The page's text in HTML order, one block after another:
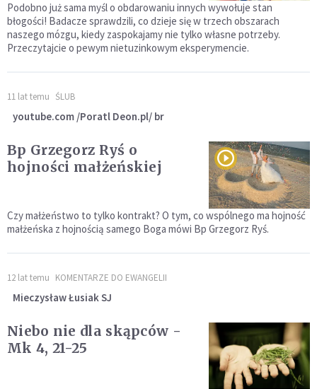
Podobno już sama myśl o obdarowaniu innych wywołuje stan
błogości! Badacze sprawdzili, co dzieje się w trzech obszarach
naszego mózgu, kiedy zaspokajamy nie tylko własne potrzeby.
Przeczytajcie o pewym nietuzinkowym eksperymencie.
11 lat temu ŚLUB
youtube.com /Poratl Deon.pl/ br
Bp Grzegorz Ryś o
hojności małżeńskiej
Czy małżeństwo to tylko kontrakt? O tym, co wspólnego ma hojność
małżeńska z hojnością samego Boga mówi Bp Grzegorz Ryś.
12 lat temu KOMENTARZE DO EWANGELII
Mieczysław Łusiak SJ
Niebo nie dla skąpców -
Mk 4, 21-25